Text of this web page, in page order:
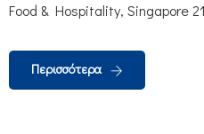
Food & Hospitality, Singapore
Περισσότερα